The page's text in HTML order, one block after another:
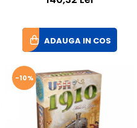
ADAUGA IN COS
-10%